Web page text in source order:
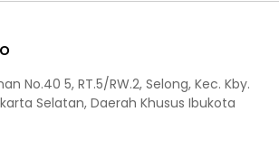
No.40 5, RT.5/RW.2, Selong, Kec. Kby.
Selatan, Daerah Khusus Ibukota